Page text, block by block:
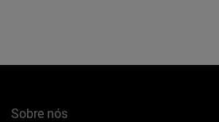
Sobre nós